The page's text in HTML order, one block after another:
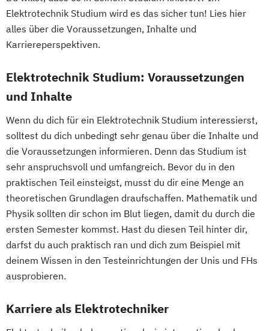
Mensch-Computer-Interaktion
Nachhaltiges Design
Nationale und internationale Zertifizierung
New Venture Management
Professional Software Engineering
Regenerative Energietechnik
Technikfolgen­abschätzung
Technische Betriebswirtschaft
Technische Informatik
Wasserstofftechnologien
Wirtschaftsinformatik
Wirtschaftsingenieurwesen
Wirtschaftsingenieurwesen
Baumanagement
Energien
English for Professional Purposes B1
English for Professional Purposes B2
English for Professional Purposes C1
Expert*in Big Data Management
Expert*in Business Intelligence
Expert*in für Digitalisierung in der
Dienstleistungsbranche
Expert*in für Nachhaltigkeit und
Veränderungsprozesse
Finance and Accounting Manager*in
Französisch Sprachkurs A1
Französisch Sprachkurs A2
Französisch Sprachkurs B1
Französisch Sprachkurs B2
Französisch Sprachkurs C1
Geprüfte*r Bilanzbuchhalter*in (IHK) -
Elektrotechnik Studium wird es das sicher tun! Lies hier
alles über die Voraussetzungen, Inhalte und
Karriereperspektiven.
Elektrotechnik Studium: Voraussetzungen
und Inhalte
Wenn du dich für ein Elektrotechnik Studium interessierst,
solltest du dich unbedingt sehr genau über die Inhalte und
die Voraussetzungen informieren. Denn das Studium ist
sehr anspruchsvoll und umfangreich. Bevor du in den
praktischen Teil einsteigst, musst du dir eine Menge an
theoretischen Grundlagen draufschaffen. Mathematik und
Physik sollten dir schon im Blut liegen, damit du durch die
ersten Semester kommst. Hast du diesen Teil hinter dir,
darfst du auch praktisch ran und dich zum Beispiel mit
deinem Wissen in den Testeinrichtungen der Unis und FHs
ausprobieren.
Karriere als Elektrotechniker